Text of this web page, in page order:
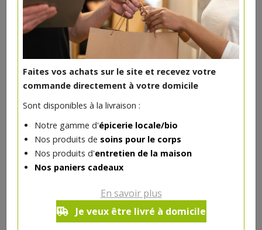
Faites vos achats sur le site et recevez votre
commande directement à votre domicile
Sont disponibles à la livraison :
Notre gamme d'épicerie locale/bio
Nos produits de soins pour le corps
Nos produits d'entretien de la maison
Nos paniers cadeaux
En savoir plus
Je veux être livré à domicile
Produit indisponible actuellement
4.56€/pc +0.5€ consigne yaourt
DANS LA MÊME CATÉGORIE ...